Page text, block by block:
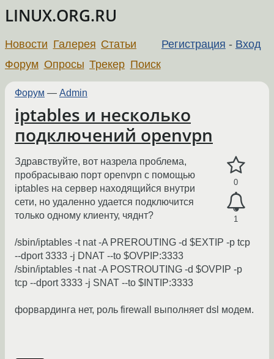
LINUX.ORG.RU
Регистрация - Вход
Новости Галерея Статьи
Форум Опросы Трекер Поиск
Форум — Admin
iptables и несколько
подключений openvpn
0
1
Здравствуйте, вот назрела проблема,
пробрасываю порт openvpn с помощью
iptables на сервер находящийся внутри
сети, но удаленно удается подключится
только одному клиенту, чяднт?
/sbin/iptables -t nat -A PREROUTING -d $EXTIP -p tcp
--dport 3333 -j DNAT --to $OVPIP:3333
/sbin/iptables -t nat -A POSTROUTING -d $OVPIP -p
tcp --dport 3333 -j SNAT --to $INTIP:3333
форвардинга нет, роль firewall выполняет dsl модем.